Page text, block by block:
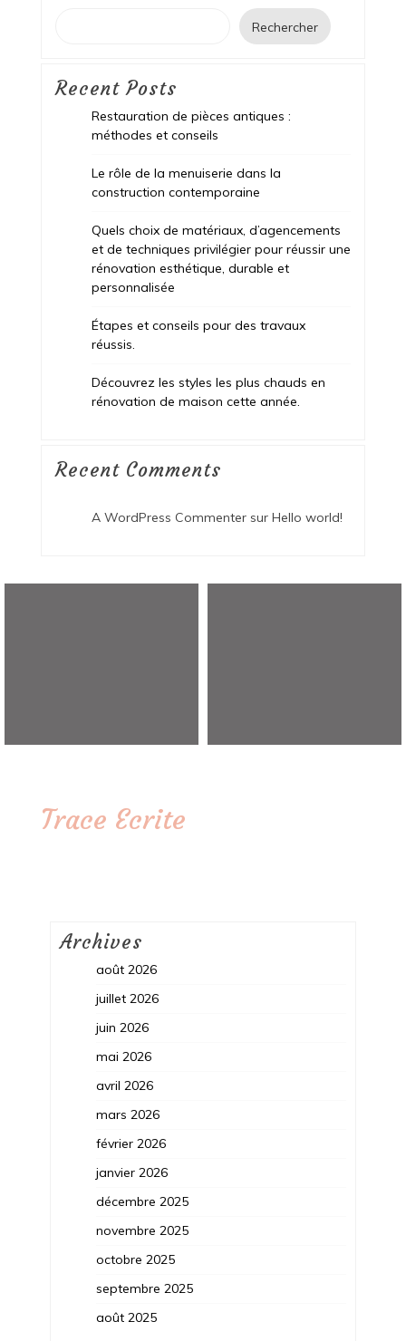
Rechercher
Recent Posts
Restauration de pièces antiques :
méthodes et conseils
Le rôle de la menuiserie dans la
construction contemporaine
Quels choix de matériaux, d’agencements
et de techniques privilégier pour réussir une
rénovation esthétique, durable et
personnalisée
Étapes et conseils pour des travaux
réussis.
Découvrez les styles les plus chauds en
rénovation de maison cette année.
Recent Comments
A WordPress Commentersur Hello world!
Trace Ecrite
Archives
août 2026
juillet 2026
juin 2026
mai 2026
avril 2026
mars 2026
février 2026
janvier 2026
décembre 2025
novembre 2025
octobre 2025
septembre 2025
août 2025